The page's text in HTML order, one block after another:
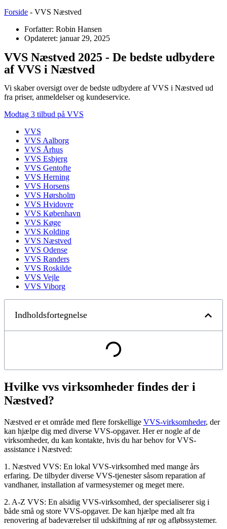
Forside - VVS Næstved
Forfatter: Robin Hansen
Opdateret: januar 29, 2025
VVS Næstved 2025 - De bedste udbydere
af VVS i Næstved
Vi skaber oversigt over de bedste udbydere af VVS i Næstved ud
fra priser, anmeldelser og kundeservice.
Modtag 3 tilbud på VVS
VVS
VVS Aalborg
VVS Århus
VVS Esbjerg
VVS Gentofte
VVS Herning
VVS Horsens
VVS Hørsholm
VVS Hvidovre
VVS København
VVS Køge
VVS Kolding
VVS Næstved
VVS Odense
VVS Randers
VVS Roskilde
VVS Vejle
VVS Viborg
Indholdsfortegnelse
Hvilke vvs virksomheder findes der i
Næstved?
Næstved er et område med flere forskellige VVS-virksomheder, der
kan hjælpe dig med diverse VVS-opgaver. Her er nogle af de
virksomheder, du kan kontakte, hvis du har behov for VVS-
assistance i Næstved:
1. Næstved VVS: En lokal VVS-virksomhed med mange års
erfaring. De tilbyder diverse VVS-tjenester såsom reparation af
vandhaner, installation af varmesystemer og meget mere.
2. A-Z VVS: En alsidig VVS-virksomhed, der specialiserer sig i
både små og store VVS-opgaver. De kan hjælpe med alt fra
renovering af badeværelser til udskiftning af rør og afløbssystemer.